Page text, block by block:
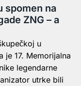
spomen na
ZNG – a
u
je 17. Memorijalna
legendarne
utrke bili